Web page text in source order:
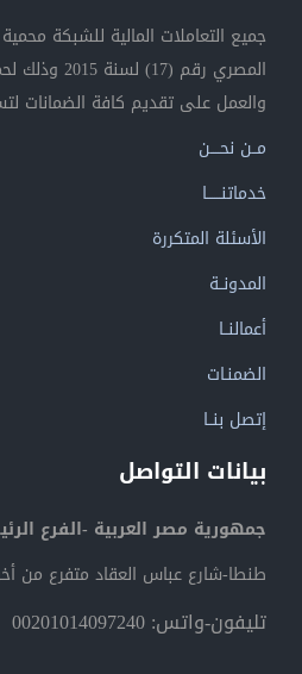
جميع التعاملات المالية للشبكة
المصري رقم
والعمل على تقديم كافة الضمانات
مــن نحــــن
خدماتنــــــا
الأسئلة المتكررة
المدونــة
أعمالنــا
الضمنـات
إتصل بنــا
بيانات التواصل
جمهورية مصر العربية -الفرع
طنطا-شارع عباس العقاد متفرع من
تليفون-واتس: 00201014097240